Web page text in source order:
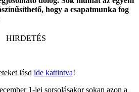
hogy a csapatmunka fog
HIRDETÉS
lásd ide kattintva!
1-jei sorsolásakor sokan azon a